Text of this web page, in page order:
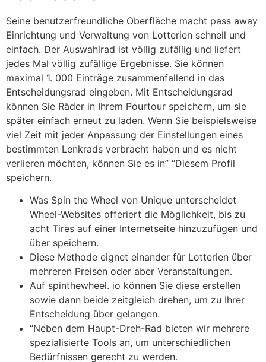
Seine benutzerfreundliche Oberfläche macht pass away
Einrichtung und Verwaltung von Lotterien schnell und
einfach. Der Auswahlrad ist völlig zufällig und liefert
jedes Mal völlig zufällige Ergebnisse. Sie können
maximal 1. 000 Einträge zusammenfallend in das
Entscheidungsrad eingeben. Mit Entscheidungsrad
können Sie Räder in Ihrem Pourtour speichern, um sie
später einfach erneut zu laden. Wenn Sie beispielsweise
viel Zeit mit jeder Anpassung der Einstellungen eines
bestimmten Lenkrads verbracht haben und es nicht
verlieren möchten, können Sie es in” “Diesem Profil
speichern.
Was Spin the Wheel von Unique unterscheidet
Wheel-Websites offeriert die Möglichkeit, bis zu
acht Tires auf einer Internetseite hinzuzufügen und
über speichern.
Diese Methode eignet einander für Lotterien über
mehreren Preisen oder aber Veranstaltungen.
Auf spinthewheel. io können Sie diese erstellen
sowie dann beide zeitgleich drehen, um zu Ihrer
Entscheidung über gelangen.
“Neben dem Haupt-Dreh-Rad bieten wir mehrere
spezialisierte Tools an, um unterschiedlichen
Bedürfnissen gerecht zu werden.